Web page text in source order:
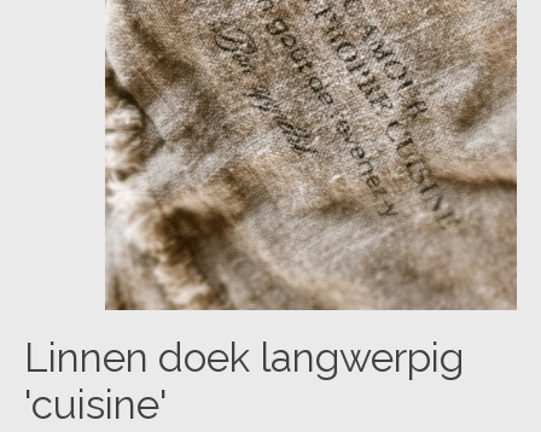
Linnen doek langwerpig
'cuisine'